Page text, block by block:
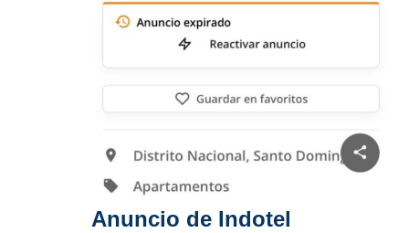
Anuncio de Indotel